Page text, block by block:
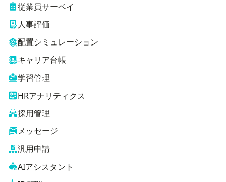
従業員サーベイ
人事評価
配置シミュレーション
キャリア台帳
学習管理
HRアナリティクス
採用管理
メッセージ
汎用申請
AIアシスタント